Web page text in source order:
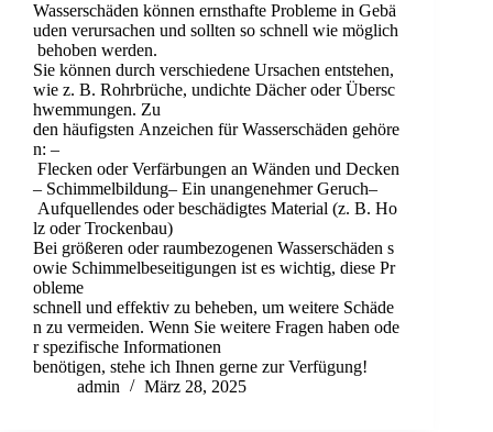
Wasserschäden können ernsthafte Probleme in Gebä
uden verursachen und sollten so schnell wie möglich
behoben werden.
Sie können durch verschiedene Ursachen entstehen,
wie z. B. Rohrbrüche, undichte Dächer oder Übersc
hwemmungen. Zu
den häufigsten Anzeichen für Wasserschäden gehöre
n: –
Flecken oder Verfärbungen an Wänden und Decken
– Schimmelbildung– Ein unangenehmer Geruch–
Aufquellendes oder beschädigtes Material (z. B. Ho
lz oder Trockenbau)
Bei größeren oder raumbezogenen Wasserschäden s
owie Schimmelbeseitigungen ist es wichtig, diese Pr
obleme
schnell und effektiv zu beheben, um weitere Schäde
n zu vermeiden. Wenn Sie weitere Fragen haben ode
r spezifische Informationen
benötigen, stehe ich Ihnen gerne zur Verfügung!
admin
März 28, 2025